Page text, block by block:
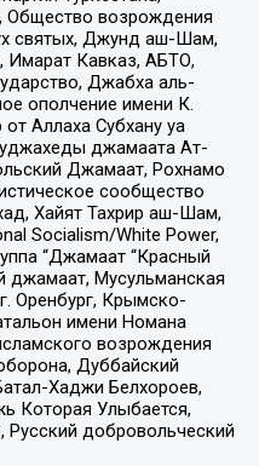
возрождения
святых, Джунд аш-Шам,
Кавказ, АБТО,
Джабха аль-
ополчение имени К.
Аллаха Субхану уа
джамаата Ат-
Джамаат, Рохнамо
сообщество
Хайят Тахрир аш-Шам,
Socialism/White Power,
“Джамаат “Красный
джамаат, Мусульманская
Оренбург, Крымско-
имени Номана
возрождения
Дуббайский
Хаджи Белхороев,
Которая Улыбается,
добровольческий